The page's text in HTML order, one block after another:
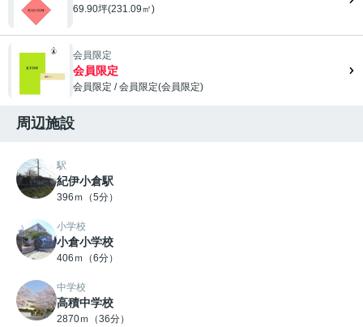
69.90坪(231.09㎡)
会員限定
会員限定
会員限定 /会員限定(会員限定)
周辺施設
駅
紀伊小倉駅
396ｍ（5分）
小学校
小倉小学校
406ｍ（6分）
中学校
高積中学校
2870ｍ（36分）